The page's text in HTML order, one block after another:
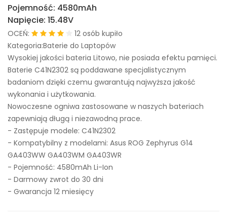
Pojemność: 4580mAh
Napięcie: 15.48V
OCEŃ:
12 osób kupiło
Kategoria:Baterie do Laptopów
Wysokiej jakości bateria Litowo, nie posiada efektu pamięci.
Baterie C41N2302 są poddawane specjalistycznym
badaniom dzięki czemu gwarantują najwyższa jakość
wykonania i użytkowania.
Nowoczesne ogniwa zastosowane w naszych bateriach
zapewniają długą i niezawodną prace.
- Zastępuje modele: C41N2302
- Kompatybilny z modelami: Asus ROG Zephyrus G14
GA403WW GA403WM GA403WR
- Pojemność: 4580mAh Li-Ion
- Darmowy zwrot do 30 dni
- Gwarancja 12 miesięcy